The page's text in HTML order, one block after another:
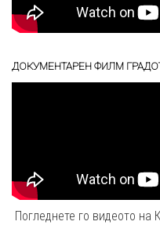
ДОКУМЕНТАРЕН ФИЛМ
Погледнете го видеото на